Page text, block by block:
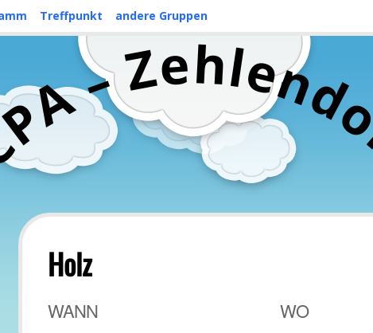
Treffpunkt andere Gruppen
A–Zehlend
Holz
WANN WO